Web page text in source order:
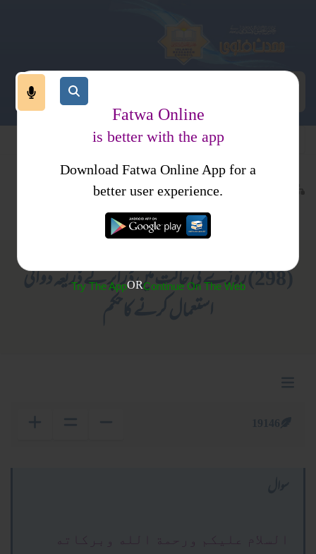
روزہ
کتب فتاوی
عورتوں کے لیے صرف
(298) روزے کی حالت میں ڈراپر کے ذریعہ دوائی
استعمال کرنے کاحکم
السلام عليكم ورحمة الله وبركاته
Fatwa Online
is better with the app
Download Fatwa Online App for a
better user experience.
Try The AppORContinue On The Web